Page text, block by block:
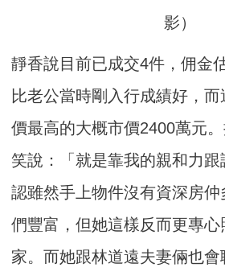
影）
靜香說目前已成交4件，佣金
比老公當時剛入行成績好，
價最高的大概市價2400萬元
笑說：「就是靠我的親和力跟
認雖然手上物件沒有資深房
們豐富，但她這樣反而更專
家。而她跟林道遠夫妻倆也會